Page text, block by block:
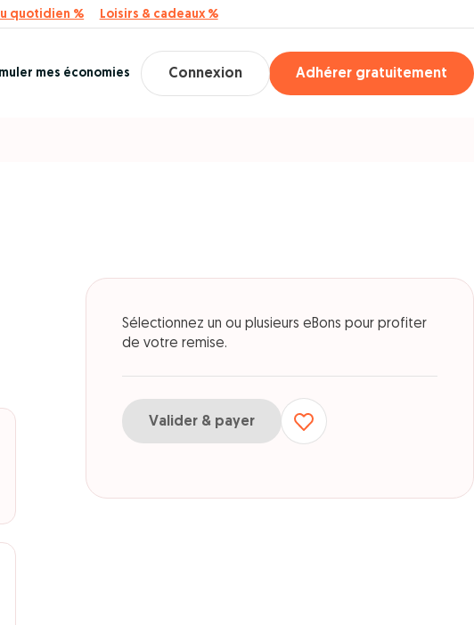
quotidien % Loisirs & cadeaux %
mes économies Connexion Adhérer gratuitement
pour E-carte cadeau 50€
Sélectionnez un ou plusieurs eBons pour profiter
de votre remise.
Valider & payer